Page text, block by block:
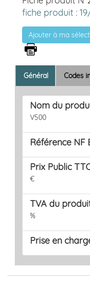
fiche produit :
Général Codes
Nom du
V500
Référence NF
Prix Public
€
TVA du
%
Prise en